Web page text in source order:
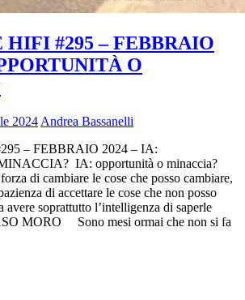
HIFI #295 – FEBBRAIO
O
2024 Andrea Bassanelli
– FEBBRAIO 2024 – IA:
IA: opportunità o minaccia?
di cambiare le cose che posso cambiare,
di accettare le cose che non posso
avere soprattutto l’intelligenza di saperle
MORO Sono mesi ormai che non si fa